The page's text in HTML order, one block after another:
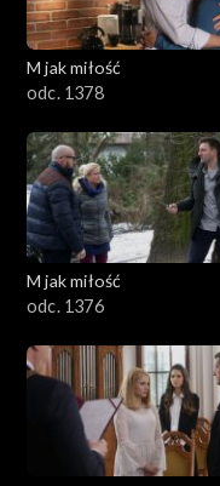
M jak miłość
odc. 1378
M jak miłość
odc. 1376